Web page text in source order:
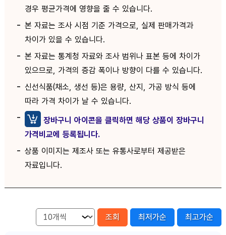
경우 평균가격에 영향을 줄 수 있습니다.
본 자료는 조사 시점 기준 가격으로, 실제 판매가격과
차이가 있을 수 있습니다.
본 자료는 통계청 자료와 조사 범위나 표본 등에 차이가
있으므로, 가격의 증감 폭이나 방향이 다를 수 있습니다.
신선식품(채소, 생선 등)은 용량, 산지, 가공 방식 등에
따라 가격 차이가 날 수 있습니다.
장바구니 아이콘을 클릭하면 해당 상품이 장바구니
가격비교에 등록됩니다.
상품 이미지는 제조사 또는 유통사로부터 제공받은
자료입니다.
조회 최저가순 최고가순